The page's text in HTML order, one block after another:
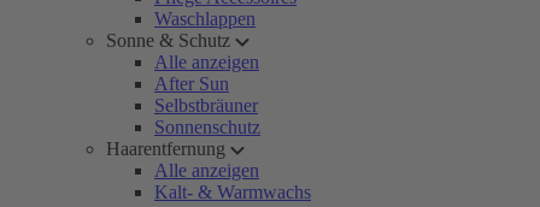
Waschlappen
Sonne & Schutz
Alle anzeigen
After Sun
Selbstbräuner
Sonnenschutz
Haarentfernung
Alle anzeigen
Kalt- & Warmwachs